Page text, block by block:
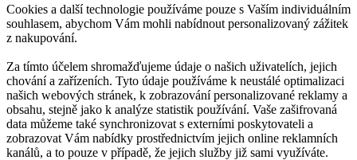
Cookies a další technologie používáme pouze s Vaším individuálním
souhlasem, abychom Vám mohli nabídnout personalizovaný zážitek
z nakupování.
Za tímto účelem shromažďujeme údaje o našich uživatelích, jejich
chování a zařízeních. Tyto údaje používáme k neustálé optimalizaci
našich webových stránek, k zobrazování personalizované reklamy a
obsahu, stejně jako k analýze statistik používání. Vaše zašifrovaná
data můžeme také synchronizovat s externími poskytovateli a
zobrazovat Vám nabídky prostřednictvím jejich online reklamních
kanálů, a to pouze v případě, že jejich služby již sami využíváte.